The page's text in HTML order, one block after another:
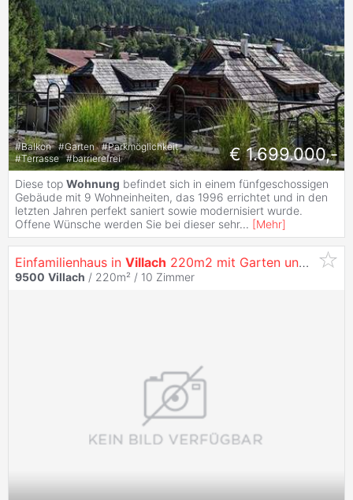
#Balkon #Garten #Parkmöglichkeit
#Terrasse #barrierefrei € 1.699.000,-
Diese top Wohnung befindet sich in einem fünfgeschossigen
Gebäude mit 9 Wohneinheiten, das 1996 errichtet und in den
letzten Jahren perfekt saniert sowie modernisiert wurde.
Offene Wünsche werden Sie bei dieser sehr... [Mehr]
Einfamilienhaus in Villach 220m2 mit Garten und Carport
9500 Villach / 220m² / 10 Zimmer